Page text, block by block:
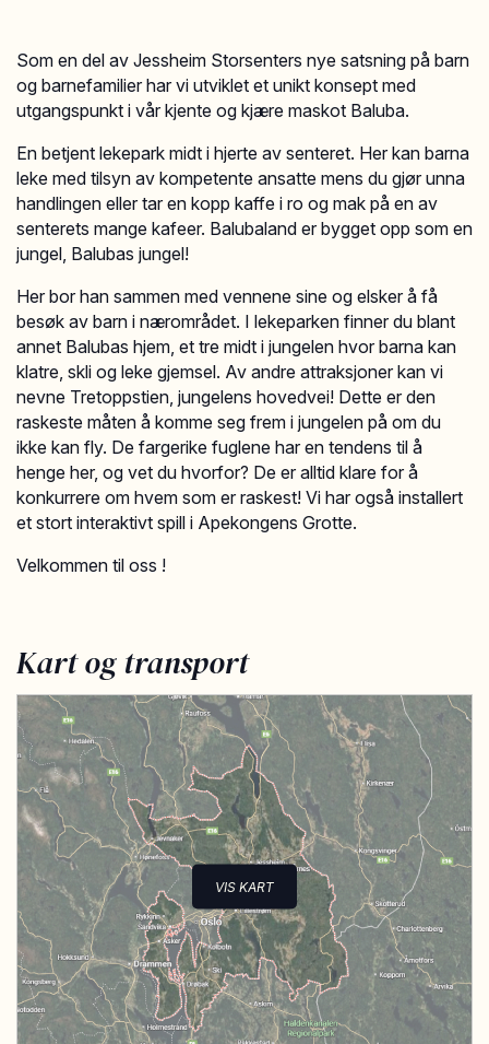
Som en del av Jessheim Storsenters nye satsning på barn
og barnefamilier har vi utviklet et unikt konsept med
utgangspunkt i vår kjente og kjære maskot Baluba.
En betjent lekepark midt i hjerte av senteret. Her kan barna
leke med tilsyn av kompetente ansatte mens du gjør unna
handlingen eller tar en kopp kaffe i ro og mak på en av
senterets mange kafeer. Balubaland er bygget opp som en
jungel, Balubas jungel!
Her bor han sammen med vennene sine og elsker å få
besøk av barn i nærområdet. I lekeparken finner du blant
annet Balubas hjem, et tre midt i jungelen hvor barna kan
klatre, skli og leke gjemsel. Av andre attraksjoner kan vi
nevne Tretoppstien, jungelens hovedvei! Dette er den
raskeste måten å komme seg frem i jungelen på om du
ikke kan fly. De fargerike fuglene har en tendens til å
henge her, og vet du hvorfor? De er alltid klare for å
konkurrere om hvem som er raskest! Vi har også installert
et stort interaktivt spill i Apekongens Grotte.
Velkommen til oss !
Kart og transport
VIS KART